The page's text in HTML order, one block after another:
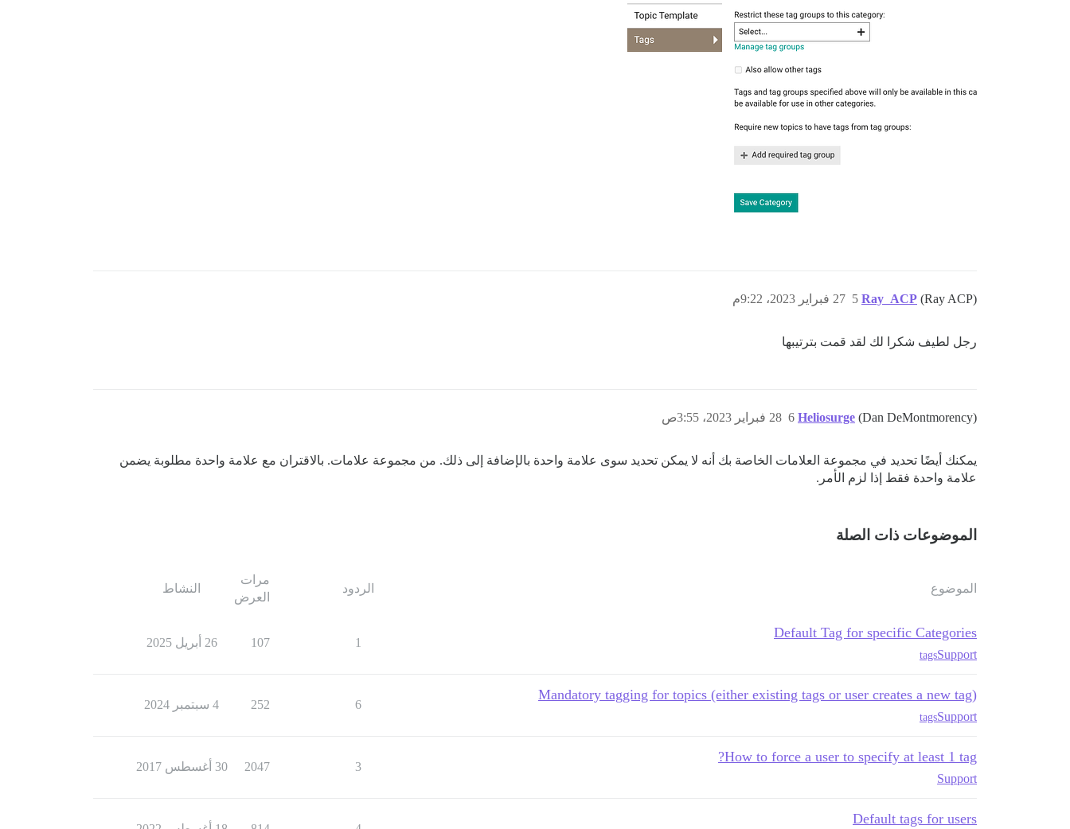
Ray_ACP (Ray ACP) 27 فبراير 2023، 9:22م 5
رجل لطيف شكرا لك لقد قمت بترتيبها
Heliosurge (Dan DeMontmorency) 28 فبراير 2023، 3:55ص 6
يمكنك أيضًا تحديد في مجموعة العلامات الخاصة بك أنه لا يمكن تحديد سوى علامة واحدة بالإضافة إلى ذلك. من مجموعة علامات. بالاقتران مع علامة واحدة مطلوبة يضمن
علامة واحدة فقط إذا لزم الأمر.
الموضوعات ذات الصلة
الموضوع الردود
مرات
العرض
النشاط
Default Tag for specific Categories
Support
tags
1
107 26 أبريل 2025
Mandatory tagging for topics (either existing tags or user creates a new tag)
Support
tags
6
252 4 سبتمبر 2024
How to force a user to specify at least 1 tag?
Support
3
2047 30 أغسطس 2017
Default tags for users